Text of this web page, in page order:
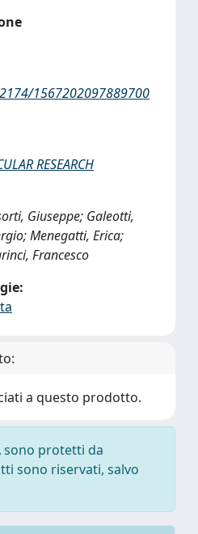
1567202097889700
RESEARCH
Giuseppe; Galeotti,
Menegatti, Erica;
Francesco
a questo prodotto.
sono protetti da
sono riservati, salvo